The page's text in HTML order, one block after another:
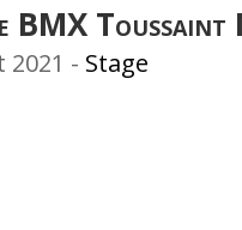
BMX Toussaint
2021 - Stage